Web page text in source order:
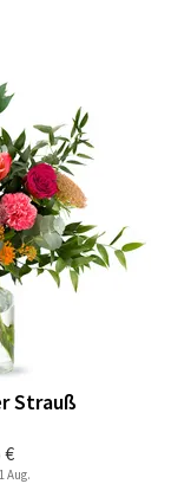
€
Strauß
Aug.